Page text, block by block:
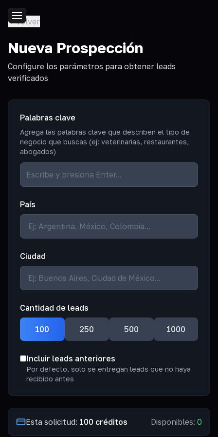
Volver
Nueva Prospección
Configure los parámetros para obtener leads
verificados
Palabras clave
Agrega las palabras clave que describen el tipo de
negocio que buscas (ej: veterinarias, restaurantes,
abogados)
País
Ciudad
Cantidad de leads
100 250 500 1000
Incluir leads anteriores
Por defecto, solo se entregan leads que no haya
recibido antes
Esta solicitud: 100 créditos Disponibles: 0